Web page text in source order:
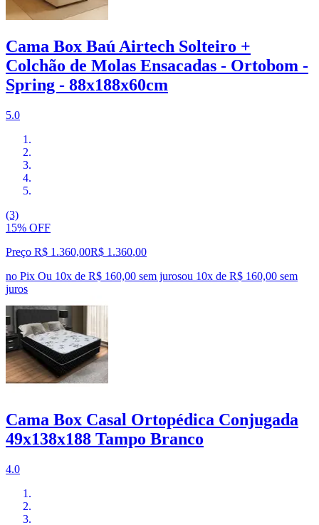
Cama Box Baú Airtech Solteiro +
Colchão de Molas Ensacadas - Ortobom -
Spring - 88x188x60cm
5.0
(3)
15% OFF
Preço R$ 1.360,00R$ 1.360,00
no Pix Ou 10x de R$ 160,00 sem jurosou 10x de R$ 160,00 sem
juros
Cama Box Casal Ortopédica Conjugada
49x138x188 Tampo Branco
4.0